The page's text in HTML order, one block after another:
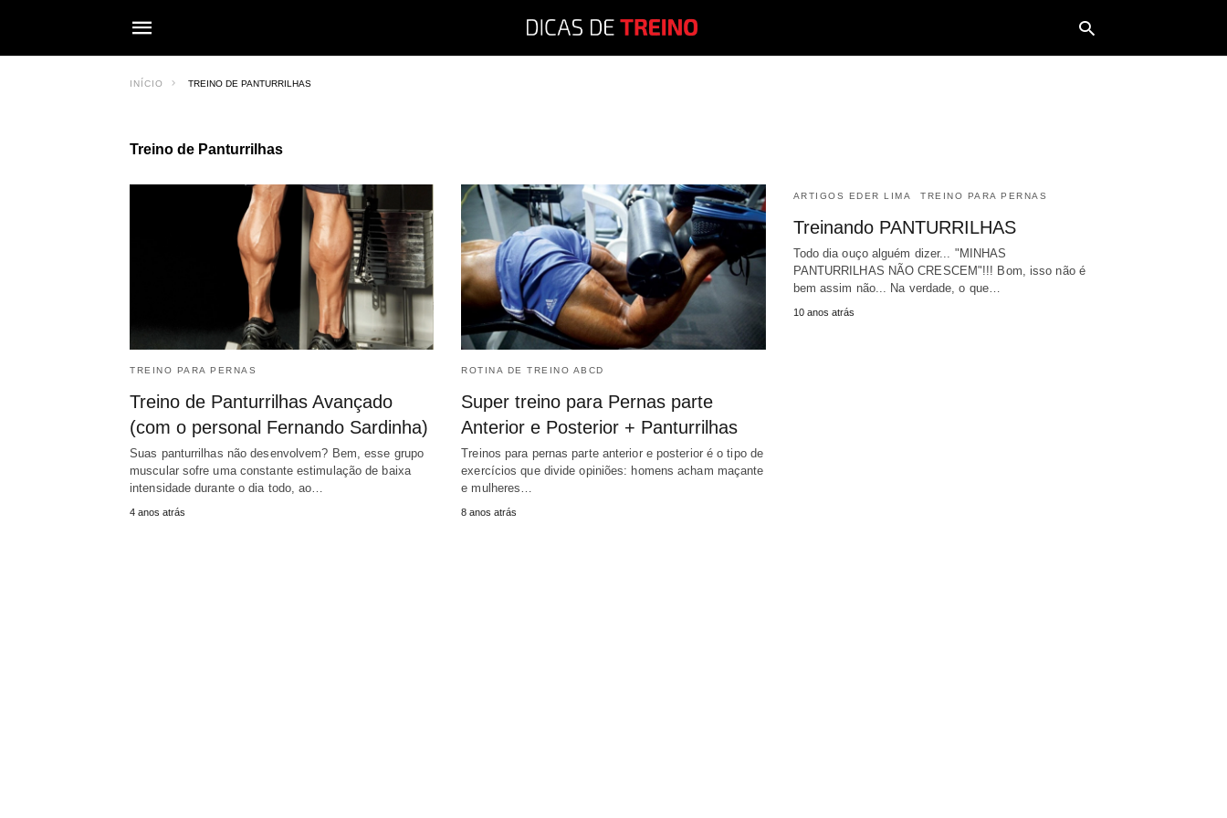
INÍCIO TREINO DE PANTURRILHAS
Treino de Panturrilhas
TREINO PARA PERNAS
Treino de Panturrilhas Avançado
(com o personal Fernando Sardinha)
Suas panturrilhas não desenvolvem? Bem, esse grupo
muscular sofre uma constante estimulação de baixa
intensidade durante o dia todo, ao…
4 anos atrás
ROTINA DE TREINO ABCD
Super treino para Pernas parte
Anterior e Posterior + Panturrilhas
Treinos para pernas parte anterior e posterior é o tipo de
exercícios que divide opiniões: homens acham maçante
e mulheres…
8 anos atrás
ARTIGOS EDER LIMA TREINO PARA PERNAS
Treinando PANTURRILHAS
Todo dia ouço alguém dizer... "MINHAS
PANTURRILHAS NÃO CRESCEM"!!! Bom, isso não é
bem assim não... Na verdade, o que…
10 anos atrás